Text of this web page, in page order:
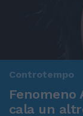
Controtempo
Fenomeno
cala un